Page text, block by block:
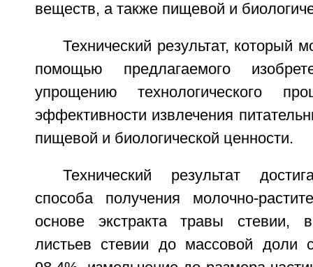
веществ, а также пищевой и
Технический результат, который
помощью предлагаемого
упрощению технологического
эффективности извлечения
пищевой и биологической ценности.
Технический результат
способа получения молочно-
основе экстракта травы стевии,
листьев стевии до массовой доли